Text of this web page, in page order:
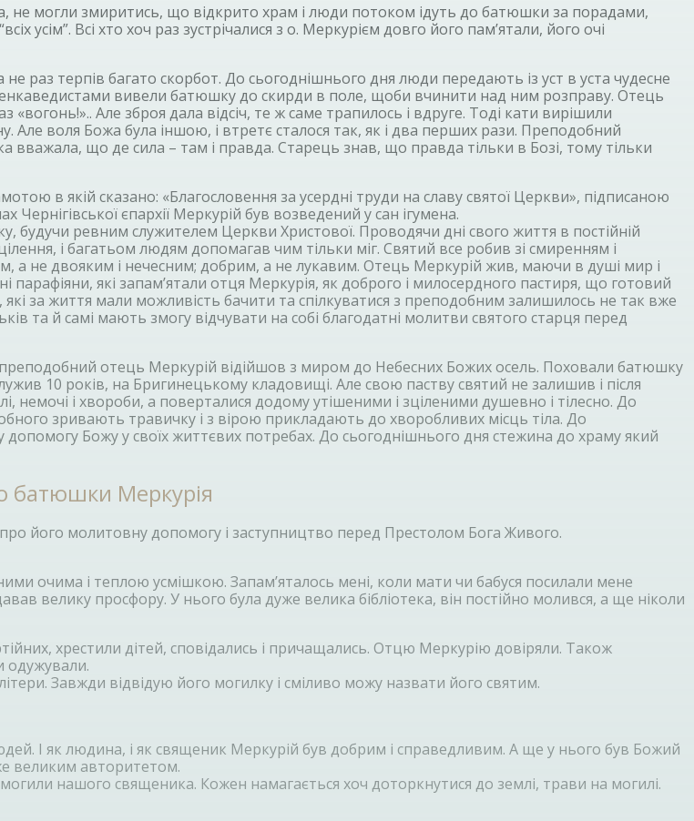
не могли змиритись, що відкрито храм і люди потоком ідуть до батюшки за порадами,
усім”. Всі хто хоч раз зустрічалися з о. Меркурієм довго його пам’ятали, його очі
раз терпів багато скорбот. До сьогоднішнього дня люди передають із уст в уста чудесне
енкаведистами вивели батюшку до скирди в поле, щоби вчинити над ним розправу. Отець
Але зброя дала відсіч, те ж саме трапилось і вдруге. Тоді кати вирішили
Але воля Божа була іншою, і втретє сталося так, як і два перших рази. Преподобний
що де сила – там і правда. Старець знав, що правда тільки в Бозі, тому тільки
в якій сказано: «Благословення за усердні труди на славу святої Церкви», підписаною
єпархії Меркурій був возведений у сан ігумена.
будучи ревним служителем Церкви Христової. Проводячи дні свого життя в постійній
і багатьом людям допомагав чим тільки міг. Святий все робив зі смиренням і
а не двояким і нечесним; добрим, а не лукавим. Отець Меркурій жив, маючи в душі мир і
які запам’ятали отця Меркурія, як доброго і милосердного пастиря, що готовий
за життя мали можливість бачити та спілкуватися з преподобним залишилось не так вже
та й самі мають змогу відчувати на собі благодатні молитви святого старця перед
отець Меркурій відійшов з миром до Небесних Божих осель. Поховали батюшку
10 років, на Бригинецькому кладовищі. Але свою паству святий не залишив і після
немочі і хвороби, а поверталися додому утішеними і зціленими душевно і тілесно. До
зривають травичку і з вірою прикладають до хворобливих місць тіла. До
Божу у своїх життєвих потребах. До сьогоднішнього дня стежина до храму який
батюшки Меркурія
його молитовну допомогу і заступництво перед Престолом Бога Живого.
очима і теплою усмішкою. Запам’яталось мені, коли мати чи бабуся посилали мене
велику просфору. У нього була дуже велика бібліотека, він постійно молився, а ще ніколи
хрестили дітей, сповідались і причащались. Отцю Меркурію довіряли. Також
одужували.
Завжди відвідую його могилку і сміливо можу назвати його святим.
І як людина, і як священик Меркурій був добрим і справедливим. А ще у нього був Божий
великим авторитетом.
нашого священика. Кожен намагається хоч доторкнутися до землі, трави на могилі.